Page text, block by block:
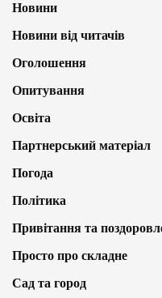
Новини
Новини від читачів
Оголошення
Опитування
Освіта
Партнерський матеріал
Погода
Політика
Привітання та
Просто про складне
Сад та город